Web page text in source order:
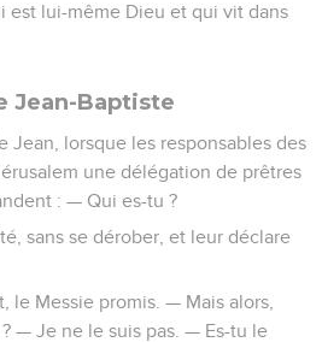
est lui-même Dieu et qui vit dans
Jean-Baptiste
Jean, lorsque les responsables des
une délégation de prêtres
: — Qui es-tu ?
sans se dérober, et leur déclare
le Messie promis. — Mais alors,
— Je ne le suis pas. — Es-tu le